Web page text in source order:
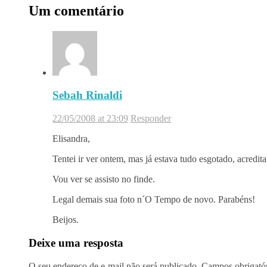
Um comentário
Sebah Rinaldi
22/05/2008 at 23:09 Responder
Elisandra,
Tentei ir ver ontem, mas já estava tudo esgotado,
Vou ver se assisto no finde.
Legal demais sua foto n´O Tempo de novo. Parabéns!
Beijos.
Deixe uma resposta